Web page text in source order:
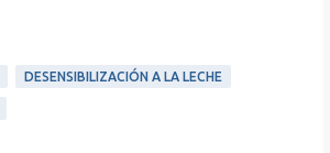
DESENSIBILIZACIÓN A LA LECHE